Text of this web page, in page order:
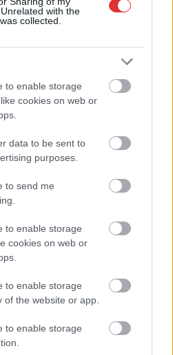
with the
collected.
to enable storage
cookies on web or
data to be sent to
purposes.
to send me
to enable storage
cookies on web or
to enable storage
of the website or app.
to enable storage
,busz,este,karambol,Szolnok
hulladéklerakó
tűzoltók nagy erőkkel
vonultak a helyszínre.
TOVÁBB OLVASOM
,katasztrófavédelem